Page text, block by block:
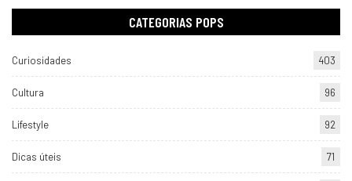
CATEGORIAS POPS
Curiosidades 403
Cultura 96
Lifestyle 92
Dicas úteis 71